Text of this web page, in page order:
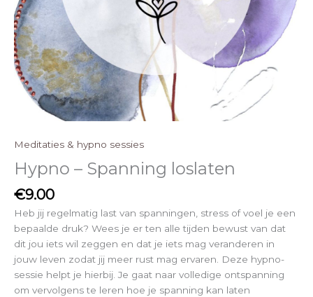
Meditaties & hypno sessies
Hypno – Spanning loslaten
€9.00
Heb jij regelmatig last van spanningen, stress of voel je een
bepaalde druk? Wees je er ten alle tijden bewust van dat
dit jou iets wil zeggen en dat je iets mag veranderen in
jouw leven zodat jij meer rust mag ervaren. Deze hypno-
sessie helpt je hierbij. Je gaat naar volledige ontspanning
om vervolgens te leren hoe je spanning kan laten